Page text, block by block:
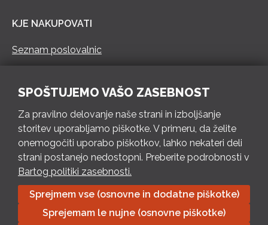
KJE NAKUPOVATI
Seznam poslovalnic
PON – PET 8 – 18 h / SOB 8 – 12 h
Pošlji e-mail
Izpolni kontaktni obrazec
Bartog d.o.o. Trebnje | ID: SI79128718 | IBAN: SI56 1010 0003
8174 248, Banka Intesa Sanpaolo d.d.| Predsednik Uprave:
SPOŠTUJEMO VAŠO ZASEBNOST
Za pravilno delovanje naše strani in izboljšanje
storitev uporabljamo piškotke. V primeru, da želite
onemogočiti uporabo piškotkov, lahko nekateri deli
strani postanejo nedostopni. Preberite podrobnosti v
Bartog politiki zasebnosti.
Sprejmem vse (osnovne in dodatne piškotke)
Sprejemam le nujne (osnovne piškotke)